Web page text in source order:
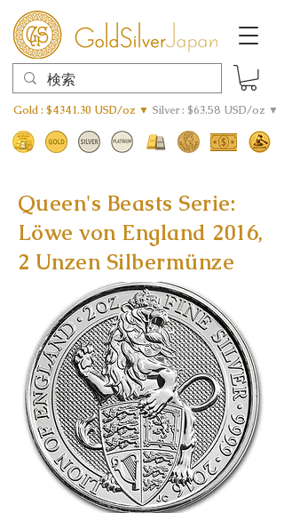
Gold : $4341.30 USD/oz ▼ Silver : $63.58 USD/oz ▼
Queen's Beasts Serie:
Löwe von England 2016,
2 Unzen Silbermünze